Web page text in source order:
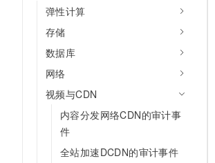
弹性计算
存储
数据库
网络
视频与CDN
内容分发网络CDN的审计事
件
全站加速DCDN的审计事件
中间件
数据库
大数据计算
媒体服务
企业服务与云通信
上云与迁云
企业出海